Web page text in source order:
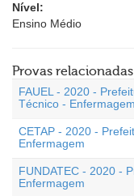
Nível:
Ensino Médio
Provas relacionadas
FAUEL - 2020 -
Técnico - Enfermagem
CETAP - 2020 -
Enfermagem
FUNDATEC - 2020 -
Enfermagem